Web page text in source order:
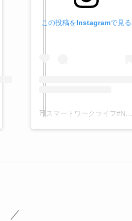
この投稿をInstagramで見る
⛩️スマートワークライフ#Nikko ⛩️(@smartwl.nikko)がシェアした投稿